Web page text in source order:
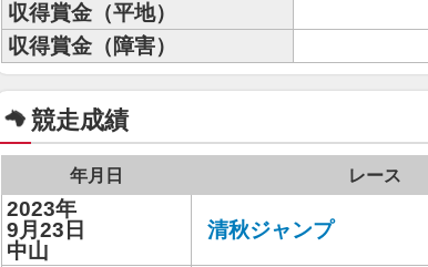
収得賞金（平地）
収得賞金（障害）
競走成績
年月日 レース
2023年
9月23日
中山
清秋ジャンプ